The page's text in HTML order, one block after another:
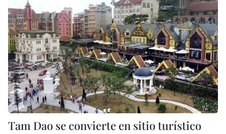
Tam Dao se convierte en sitio turístico